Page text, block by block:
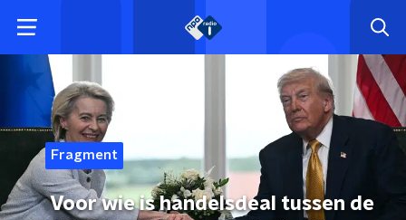
Fragment
Voor wie is handelsdeal tussen de